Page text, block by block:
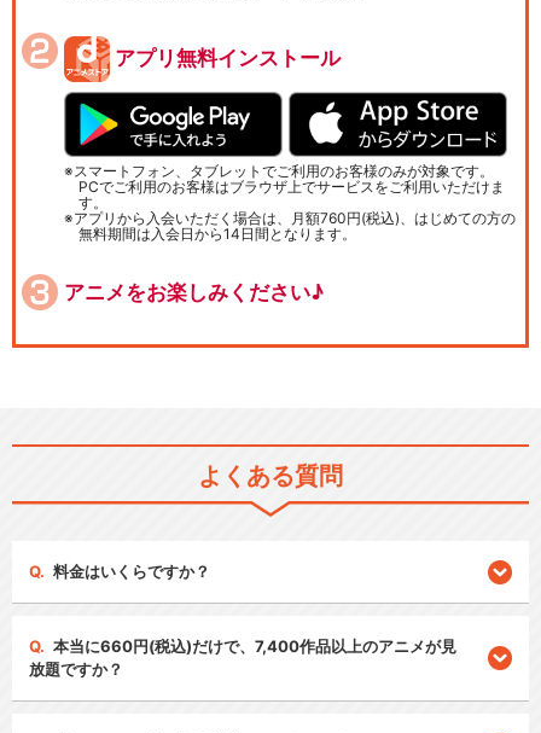
アプリ無料インストール
スマートフォン、タブレットでご利用のお客様のみが対象です。
PCでご利用のお客様はブラウザ上でサービスをご利用いただけま
す。
アプリから入会いただく場合は、月額760円(税込)、はじめての方の
無料期間は入会日から14日間となります。
アニメをお楽しみください♪
よくある質問
料金はいくらですか？
本当に660円(税込)だけで、7,400作品以上のアニメが見
放題ですか？